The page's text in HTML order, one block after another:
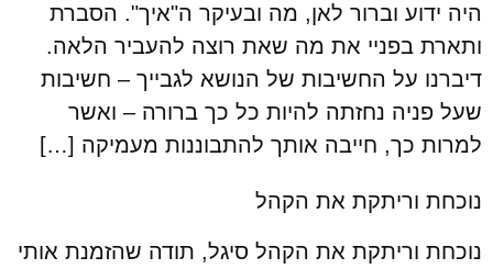
היה ידוע וברור לאן, מה ובעיקר ה"איך". הסברת
ותארת בפניי את מה שאת רוצה להעביר הלאה.
דיברנו על החשיבות של הנושא לגבייך – חשיבות
שעל פניה נחזתה להיות כל כך ברורה – ואשר
למרות כך, חייבה אותך להתבוננות מעמיקה […]
נוכחת וריתקת את הקהל
נוכחת וריתקת את הקהל סיגל, תודה שהזמנת אותי